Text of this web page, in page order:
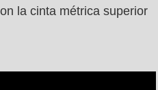
la cinta métrica superior